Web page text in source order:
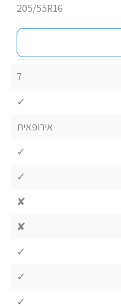
205/55R16
7
✓
אירופאית
✓
✓
✘
✘
✓
✓
✓